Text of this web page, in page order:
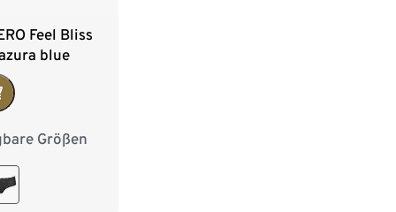
Feel Bliss
blue
Größen
M 40/42